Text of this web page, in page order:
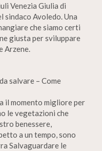
Venezia Giulia di
sindaco Avoledo. Una
che siamo certi
giusta per sviluppare
Arzene.
salvare – Come
il momento migliore per
le vegetazioni che
benessere,
a un tempo, sono
Salvaguardare le